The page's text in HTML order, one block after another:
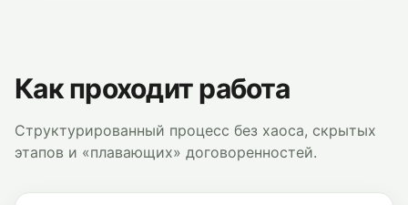
Как проходит работа
Структурированный процесс без хаоса, скрытых
этапов и «плавающих» договоренностей.